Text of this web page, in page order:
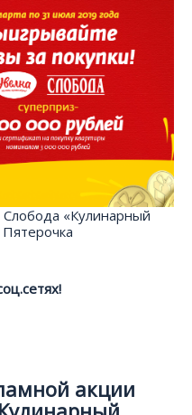
Слобода «Кулинарный
акции